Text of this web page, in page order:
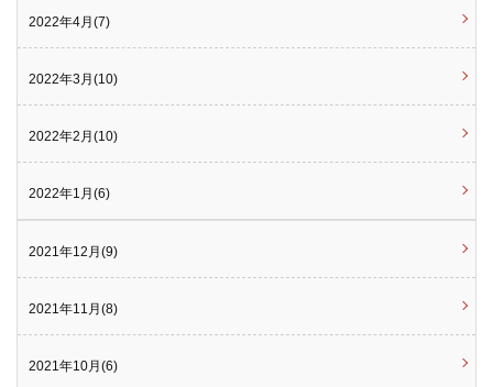
2022年4月(7)
2022年3月(10)
2022年2月(10)
2022年1月(6)
2021年12月(9)
2021年11月(8)
2021年10月(6)